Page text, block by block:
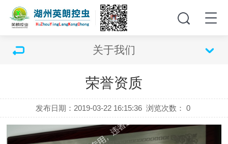
关于我们
荣誉资质
发布日期：2019-03-22 16:15:36 浏览次数： 0